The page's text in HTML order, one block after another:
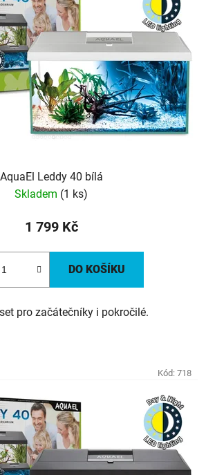
AquaEl Leddy 40 bílá
Skladem (1 ks)
1 799 Kč
DO KOŠÍKU
pro začátečníky i pokročilé.
Kód: 718